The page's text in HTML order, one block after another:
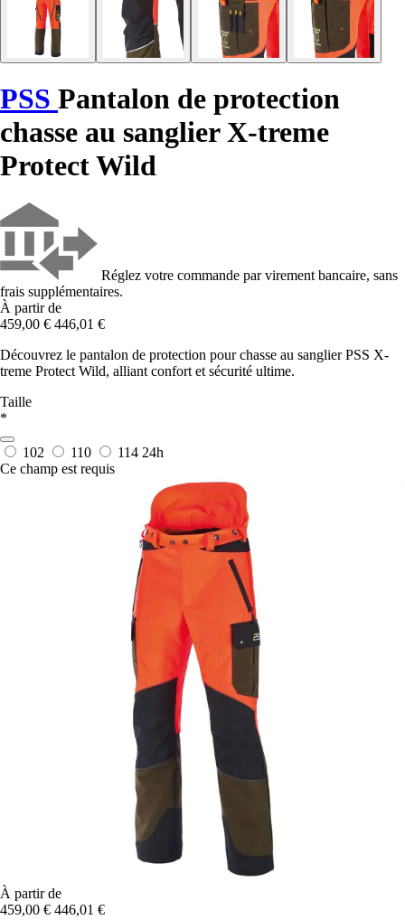
PSS Pantalon de protection
chasse au sanglier X-treme
Protect Wild
Réglez votre commande par virement bancaire, sans
frais supplémentaires.
À partir de
459,00 € 446,01 €
Découvrez le pantalon de protection pour chasse au sanglier PSS X-
treme Protect Wild, alliant confort et sécurité ultime.
Taille
*
102 110 114 24h
Ce champ est requis
À partir de
459,00 € 446,01 €